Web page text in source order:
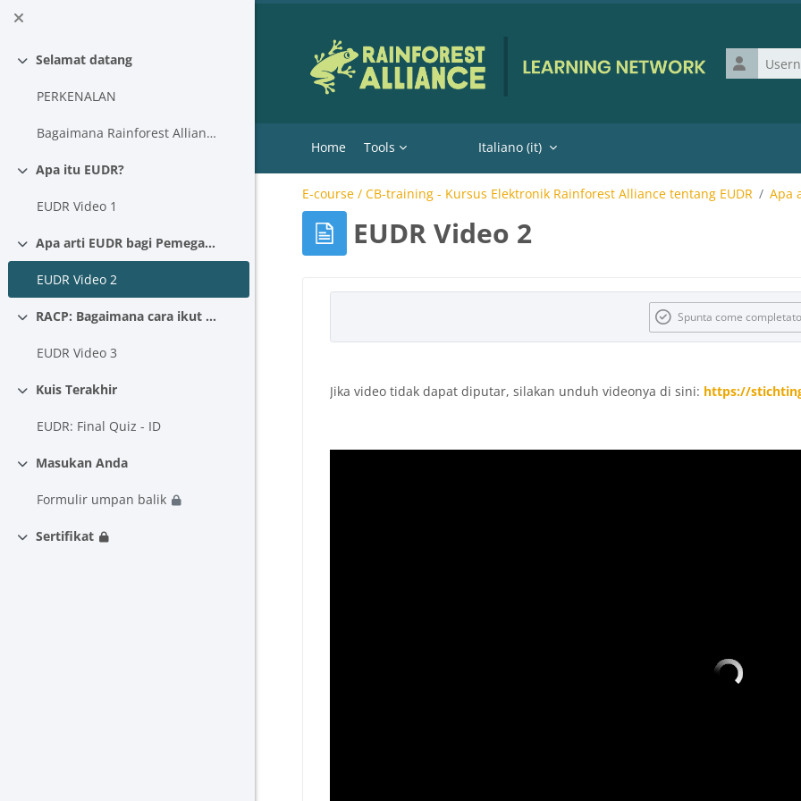
Vai al contenuto principale
Selamat datang
PERKENALAN
Bagaimana Rainforest Alliance Mendukung Kepatuhan EUDR dari Kebun hingga Retailer
Minimizza
Apa itu EUDR?
EUDR Video 1
Minimizza
Apa arti EUDR bagi Pemegang Sertifikat?
EUDR Video 2
RACP: Bagaimana cara ikut serta dalam EUDR?
EUDR Video 3
Kuis Terakhir
EUDR: Final Quiz - ID
Masukan Anda
Formulir umpan balik
Sertifikat
Username
Home Tools Italiano ‎(it)‎
E-course / CB-training - Kursus Elektronik Rainforest Alliance tentang EUDR Apa
EUDR Video 2
Spunta come completato
Jika video tidak dapat diputar, silakan unduh videonya di sini: https://